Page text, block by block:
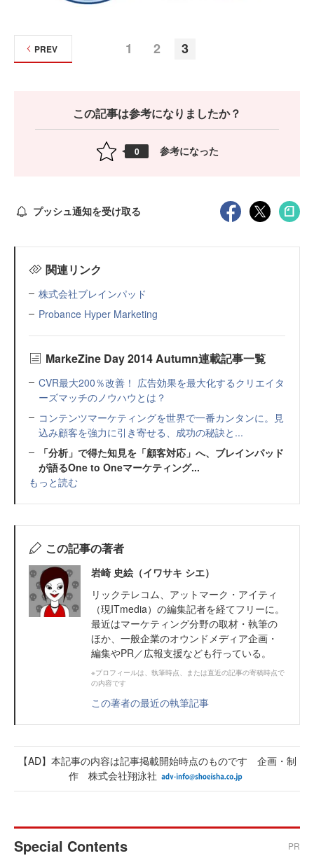
1 2 3
PREV
この記事は参考になりましたか？
0 参考になった
プッシュ通知を受け取る
関連リンク
株式会社ブレインパッド
Probance Hyper Marketing
MarkeZine Day 2014 Autumn連載記事一覧
CVR最大200％改善！ 広告効果を最大化するクリエイタ
ーズマッチのノウハウとは？
コンテンツマーケティングを世界で一番カンタンに。見
込み顧客を強力に引き寄せる、成功の秘訣と...
「分析」で得た知見を「顧客対応」へ、ブレインパッド
が語るOne to Oneマーケティング...
もっと読む
この記事の著者
岩崎 史絵（イワサキ シエ）
リックテレコム、アットマーク・アイティ
（現ITmedia）の編集記者を経てフリーに。
最近はマーケティング分野の取材・執筆の
ほか、一般企業のオウンドメディア企画・
編集やPR／広報支援なども行っている。
※プロフィールは、執筆時点、または直近の記事の寄稿時点で
の内容です
この著者の最近の執筆記事
【AD】本記事の内容は記事掲載開始時点のものです 企画・制
作 株式会社翔泳社
Special Contents PR